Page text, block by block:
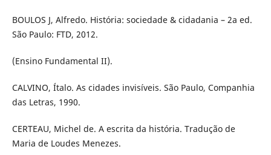
BOULOS J, Alfredo. História: sociedade & cidadania – 2a ed.
São Paulo: FTD, 2012.
(Ensino Fundamental II).
CALVINO, Ítalo. As cidades invisíveis. São Paulo, Companhia
das Letras, 1990.
CERTEAU, Michel de. A escrita da história. Tradução de
Maria de Loudes Menezes.